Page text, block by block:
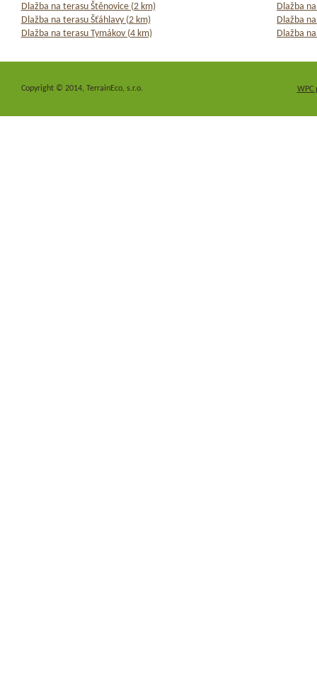
Dlažba na terasu Štěnovice (2 km)
Dlažba
Dlažba na terasu Šťáhlavy (2 km)
Dlažba
Dlažba na terasu Tymákov (4 km)
Dlažba
WPC
Copyright © 2014, TerrainEco, s.r.o.